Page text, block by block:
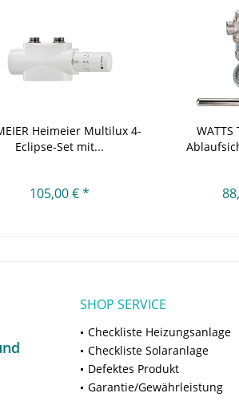
Heimeier Multilux 4-
Eclipse-Set mit...
105,00 € *
SHOP SERVICE
Checkliste Heizungsanlage
Checkliste Solaranlage
Defektes Produkt
Garantie/Gewährleistung